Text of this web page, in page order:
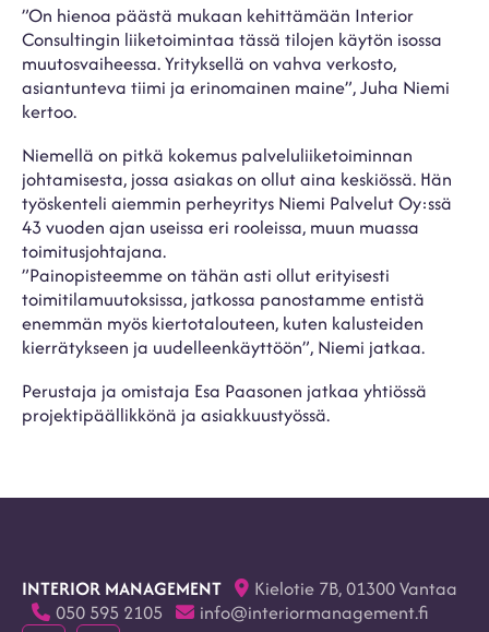
”On hienoa päästä mukaan kehittämään Interior
Consultingin liiketoimintaa tässä tilojen käytön isossa
muutosvaiheessa. Yrityksellä on vahva verkosto,
asiantunteva tiimi ja erinomainen maine”, Juha Niemi
kertoo.
Niemellä on pitkä kokemus palveluliiketoiminnan
johtamisesta, jossa asiakas on ollut aina keskiössä. Hän
työskenteli aiemmin perheyritys Niemi Palvelut Oy:ssä
43 vuoden ajan useissa eri rooleissa, muun muassa
toimitusjohtajana.
”Painopisteemme on tähän asti ollut erityisesti
toimitilamuutoksissa, jatkossa panostamme entistä
enemmän myös kiertotalouteen, kuten kalusteiden
kierrätykseen ja uudelleenkäyttöön”, Niemi jatkaa.
Perustaja ja omistaja Esa Paasonen jatkaa yhtiössä
projektipäällikkönä ja asiakkuustyössä.
INTERIOR MANAGEMENT
Kielotie 7B, 01300 Vantaa
050 595 2105
info@interiormanagement.fi